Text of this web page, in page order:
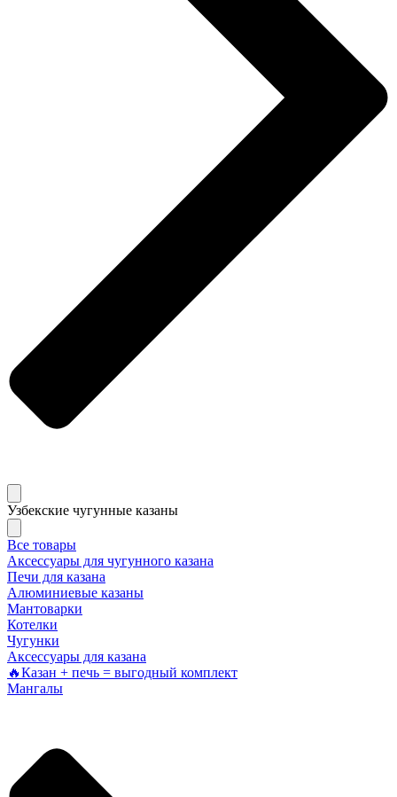
Узбекские чугунные казаны
Все товары
Аксессуары для чугунного казана
Печи для казана
Алюминиевые казаны
Мантоварки
Котелки
Чугунки
Аксессуары для казана
🔥Казан + печь = выгодный комплект
Мангалы